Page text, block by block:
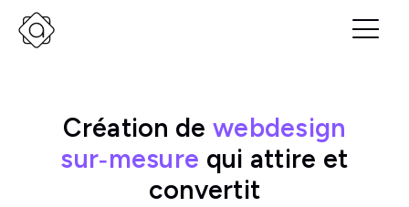
Création de webdesign
sur‑mesure qui attire et
convertit